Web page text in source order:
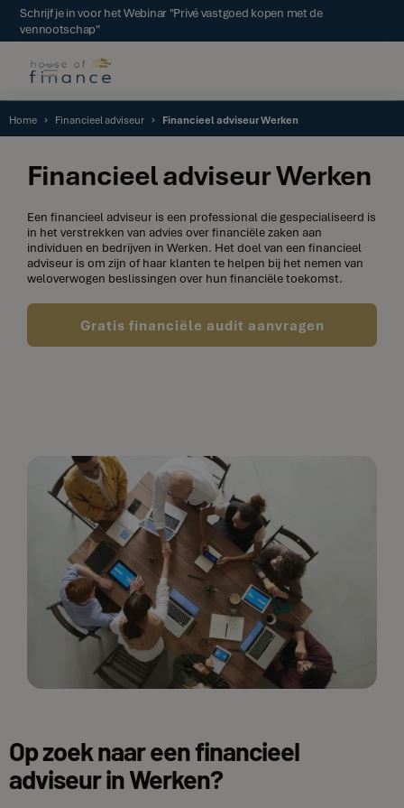
Schrijf je in voor het Webinar "Privé vastgoed kopen met de
vennootschap"
Home Financieel adviseur Financieel adviseur Werken
Financieel adviseur Werken
Een financieel adviseur is een professional die gespecialiseerd is
in het verstrekken van advies over financiële zaken aan
individuen en bedrijven in Werken. Het doel van een financieel
adviseur is om zijn of haar klanten te helpen bij het nemen van
weloverwogen beslissingen over hun financiële toekomst.
Gratis financiële audit aanvragen
Op zoek naar een financieel
adviseur in Werken?